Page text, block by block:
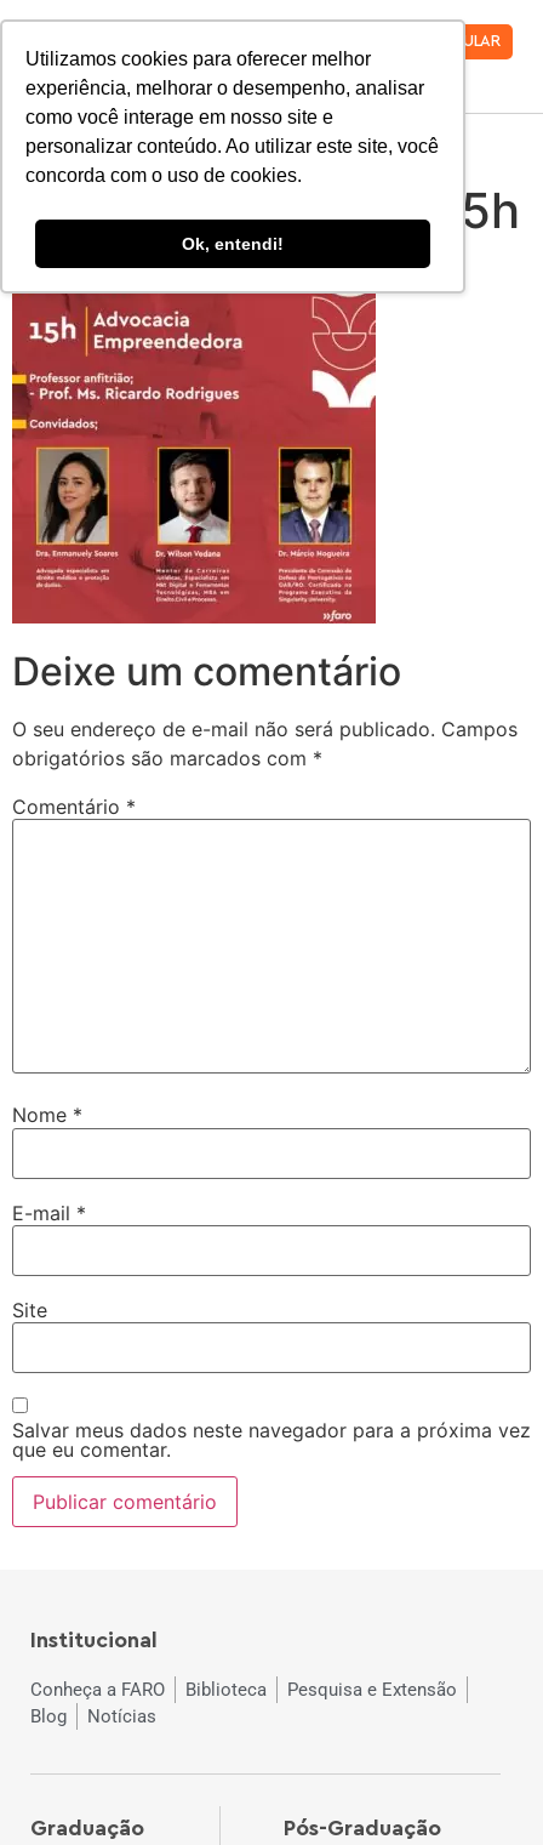
Utilizamos cookies para oferecer melhor
experiência, melhorar o desempenho, analisar
como você interage em nosso site e
personalizar conteúdo. Ao utilizar este site, você
concorda com o uso de cookies.
Ok, entendi!
VESTIBULAR
Forum-direito-
1080×1080-capa-15h
Deixe um comentário
O seu endereço de e-mail não será publicado. Campos
obrigatórios são marcados com *
Comentário *
Nome *
E-mail *
Site
Salvar meus dados neste navegador para a próxima vez
que eu comentar.
Institucional
Conheça a FARO Biblioteca
Pesquisa e Extensão
Blog
Notícias
Graduação Pós-Graduação